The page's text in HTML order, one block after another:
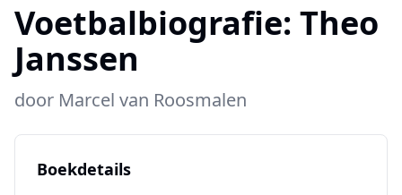
Voetbalbiografie: Theo
Janssen
door Marcel van Roosmalen
Boekdetails